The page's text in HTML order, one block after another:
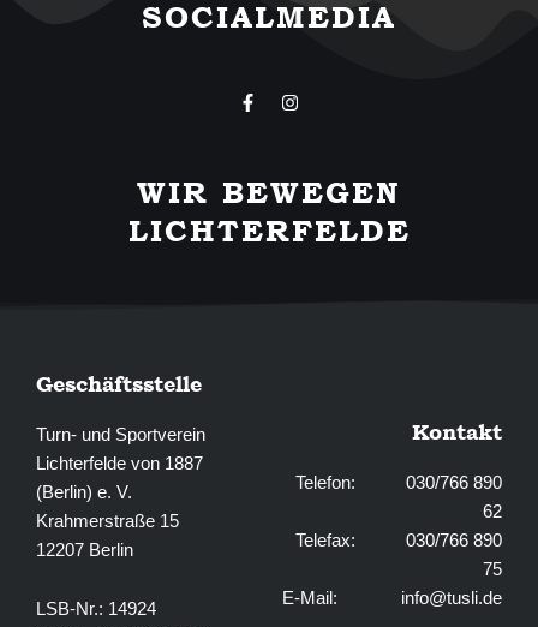
SOCIALMEDIA
F
a
o
o
k
-
I
n
g
r
a
m
WIR BEWEGEN
LICHTERFELDE
Geschäftsstelle
Turn- und Sportverein
Lichterfelde von 1887
(Berlin) e. V.
Krahmerstraße 15
12207 Berlin
LSB-Nr.: 14924
Kontakt
Telefon: 030/766 890
62
Telefax: 030/766 890
75
E-Mail: info@tusli.de